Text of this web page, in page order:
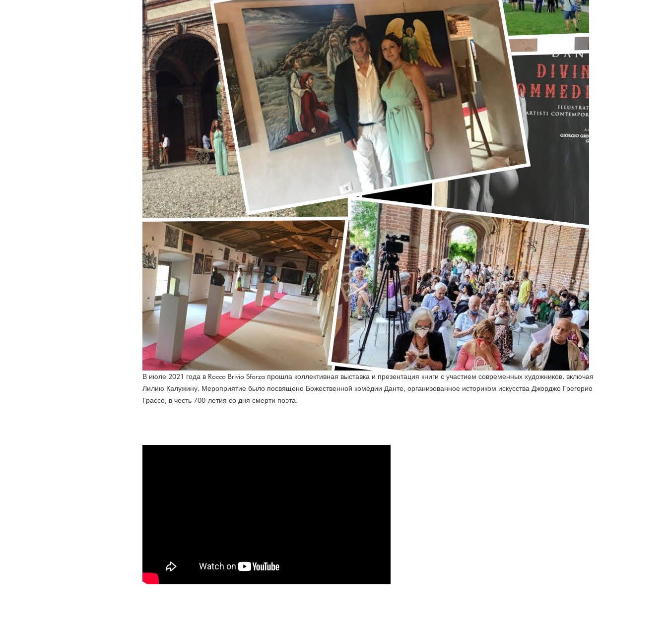
В июле 2021 года в Rocca Brivio Sforza прошла коллективная выставка и презентация книги с участием современных художников, включая
Лилию Калужину. Мероприятие было посвящено Божественной комедии Данте, организованное историком искусства Джорджо Грегорио
Грассо, в честь 700-летия со дня смерти поэта.